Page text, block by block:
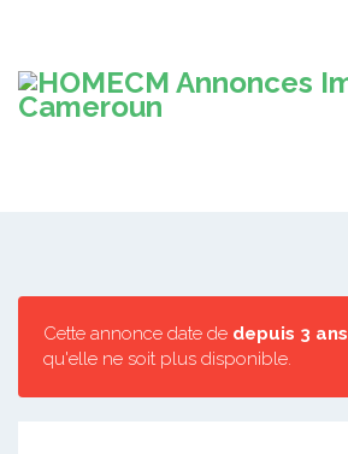
Cette annonce date de depuis 3 ans
qu'elle ne soit plus disponible.